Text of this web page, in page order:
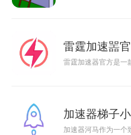
雷霆加速噐
雷霆加速器官方是一
加速器梯子
加速器河马作为一个